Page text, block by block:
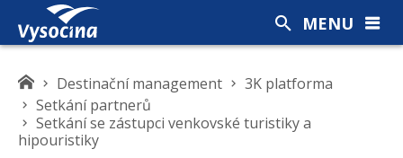
K
d
e
s
Destinační management
3K platforma
Setkání partnerů
Setkání se zástupci venkovské turistiky a
hipouristiky
MENU